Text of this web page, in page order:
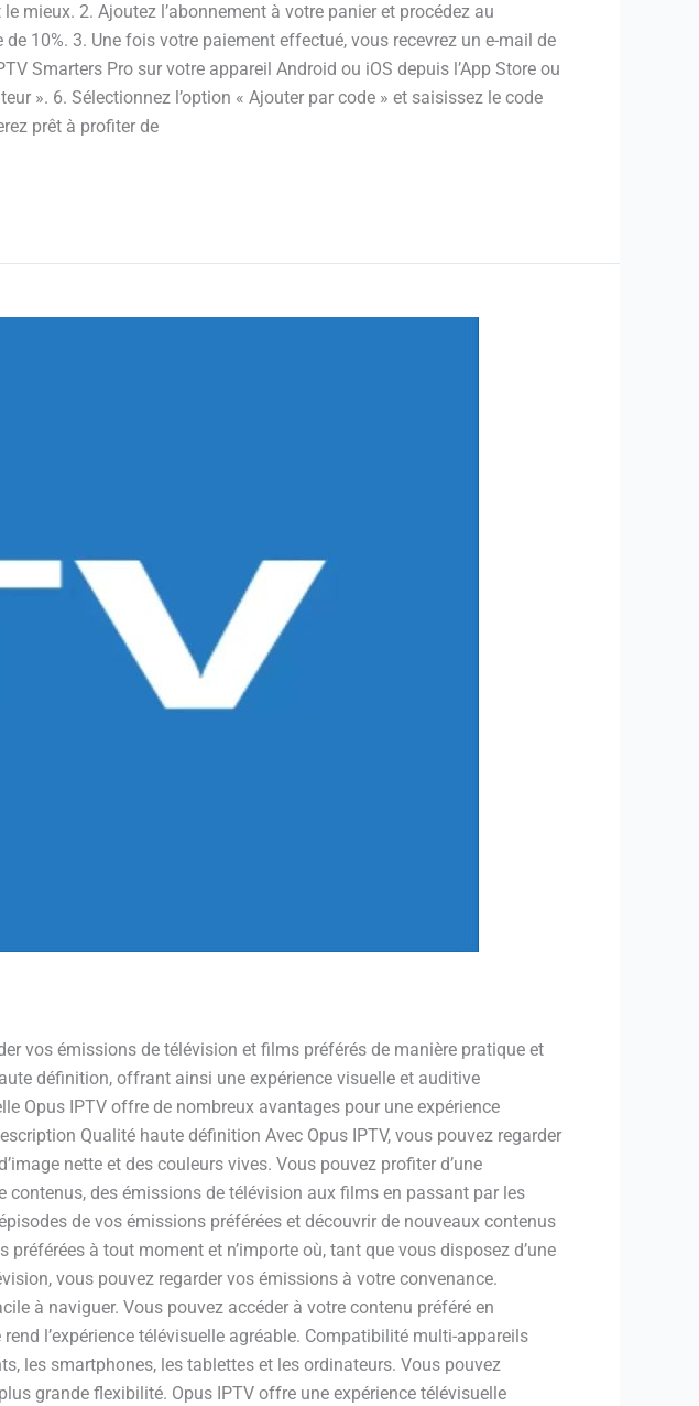
mieux. 2. Ajoutez l’abonnement à votre panier et procédez au
10%. 3. Une fois votre paiement effectué, vous recevrez un e-mail de
Smarters Pro sur votre appareil Android ou iOS depuis l’App Store ou
». 6. Sélectionnez l’option « Ajouter par code » et saisissez le code
prêt à profiter de
vos émissions de télévision et films préférés de manière pratique et
définition, offrant ainsi une expérience visuelle et auditive
Opus IPTV offre de nombreux avantages pour une expérience
Qualité haute définition Avec Opus IPTV, vous pouvez regarder
nette et des couleurs vives. Vous pouvez profiter d’une
contenus, des émissions de télévision aux films en passant par les
de vos émissions préférées et découvrir de nouveaux contenus
à tout moment et n’importe où, tant que vous disposez d’une
vous pouvez regarder vos émissions à votre convenance.
à naviguer. Vous pouvez accéder à votre contenu préféré en
l’expérience télévisuelle agréable. Compatibilité multi-appareils
les smartphones, les tablettes et les ordinateurs. Vous pouvez
grande flexibilité. Opus IPTV offre une expérience télévisuelle